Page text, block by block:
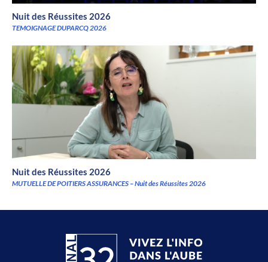
Nuit des Réussites 2026
TEMOIGNAGE DUPARCQ 2026
Nuit des Réussites 2026
MUTUELLE DE POITIERS ASSURANCES – Nuit des Réussites 2026